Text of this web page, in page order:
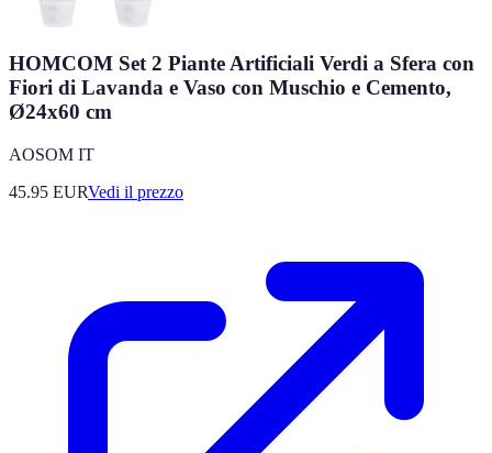
HOMCOM Set 2 Piante Artificiali Verdi a Sfera con
Fiori di Lavanda e Vaso con Muschio e Cemento,
Ø24x60 cm
AOSOM IT
45.95 EURVedi il prezzo